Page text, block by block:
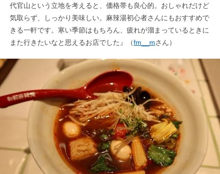
代官山という立地を考えると、価格帯も良心的。おしゃれだけど
気取らず、しっかり美味しい。麻辣湯初心者さんにもおすすめで
きる一軒です。寒い季節はもちろん、疲れが溜まっているときに
また行きたいなと思えるお店でした』（fm__mさん）